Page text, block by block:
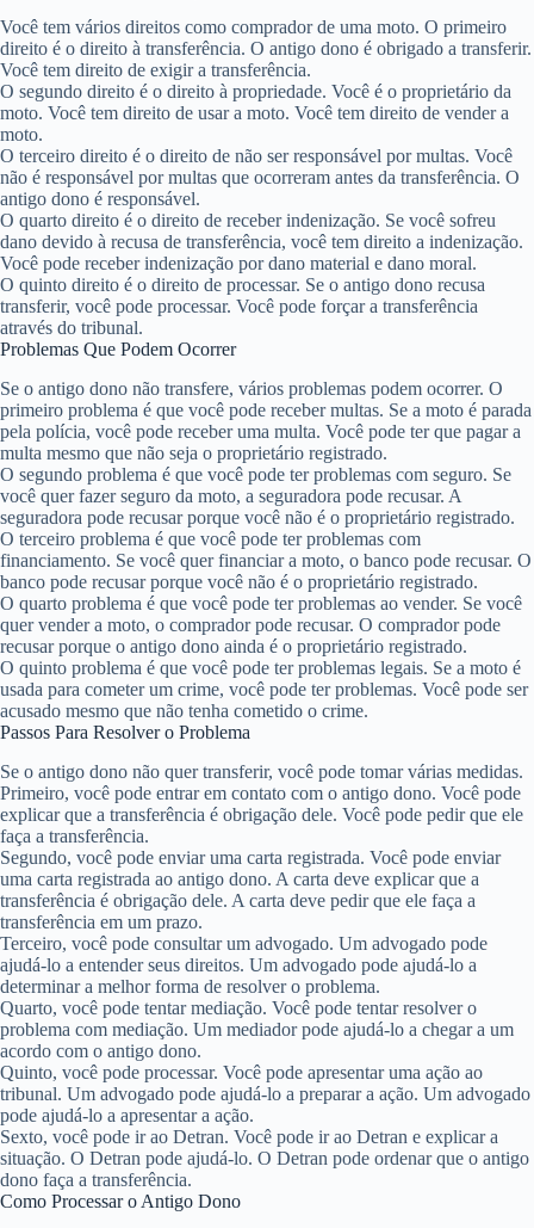
Você tem vários direitos como comprador de uma moto. O primeiro
direito é o direito à transferência. O antigo dono é obrigado a transferir.
Você tem direito de exigir a transferência.
O segundo direito é o direito à propriedade. Você é o proprietário da
moto. Você tem direito de usar a moto. Você tem direito de vender a
moto.
O terceiro direito é o direito de não ser responsável por multas. Você
não é responsável por multas que ocorreram antes da transferência. O
antigo dono é responsável.
O quarto direito é o direito de receber indenização. Se você sofreu
dano devido à recusa de transferência, você tem direito a indenização.
Você pode receber indenização por dano material e dano moral.
O quinto direito é o direito de processar. Se o antigo dono recusa
transferir, você pode processar. Você pode forçar a transferência
através do tribunal.
Problemas Que Podem Ocorrer
Se o antigo dono não transfere, vários problemas podem ocorrer. O
primeiro problema é que você pode receber multas. Se a moto é parada
pela polícia, você pode receber uma multa. Você pode ter que pagar a
multa mesmo que não seja o proprietário registrado.
O segundo problema é que você pode ter problemas com seguro. Se
você quer fazer seguro da moto, a seguradora pode recusar. A
seguradora pode recusar porque você não é o proprietário registrado.
O terceiro problema é que você pode ter problemas com
financiamento. Se você quer financiar a moto, o banco pode recusar. O
banco pode recusar porque você não é o proprietário registrado.
O quarto problema é que você pode ter problemas ao vender. Se você
quer vender a moto, o comprador pode recusar. O comprador pode
recusar porque o antigo dono ainda é o proprietário registrado.
O quinto problema é que você pode ter problemas legais. Se a moto é
usada para cometer um crime, você pode ter problemas. Você pode ser
acusado mesmo que não tenha cometido o crime.
Passos Para Resolver o Problema
Se o antigo dono não quer transferir, você pode tomar várias medidas.
Primeiro, você pode entrar em contato com o antigo dono. Você pode
explicar que a transferência é obrigação dele. Você pode pedir que ele
faça a transferência.
Segundo, você pode enviar uma carta registrada. Você pode enviar
uma carta registrada ao antigo dono. A carta deve explicar que a
transferência é obrigação dele. A carta deve pedir que ele faça a
transferência em um prazo.
Terceiro, você pode consultar um advogado. Um advogado pode
ajudá-lo a entender seus direitos. Um advogado pode ajudá-lo a
determinar a melhor forma de resolver o problema.
Quarto, você pode tentar mediação. Você pode tentar resolver o
problema com mediação. Um mediador pode ajudá-lo a chegar a um
acordo com o antigo dono.
Quinto, você pode processar. Você pode apresentar uma ação ao
tribunal. Um advogado pode ajudá-lo a preparar a ação. Um advogado
pode ajudá-lo a apresentar a ação.
Sexto, você pode ir ao Detran. Você pode ir ao Detran e explicar a
situação. O Detran pode ajudá-lo. O Detran pode ordenar que o antigo
dono faça a transferência.
Como Processar o Antigo Dono